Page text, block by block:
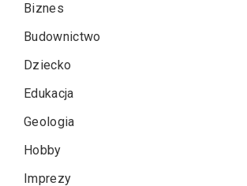
Biznes
Budownictwo
Dziecko
Edukacja
Geologia
Hobby
Imprezy